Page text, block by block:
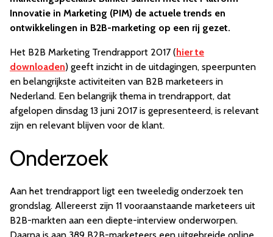
Innovatie in Marketing (PIM) de actuele trends en
ontwikkelingen in B2B-marketing op een rij gezet.
Het B2B Marketing Trendrapport 2017 ( hier te
downloaden) geeft inzicht in de uitdagingen, speerpunten
en belangrijkste activiteiten van B2B marketeers in
Nederland. Een belangrijk thema in trendrapport, dat
afgelopen dinsdag 13 juni 2017 is gepresenteerd, is relevant
zijn en relevant blijven voor de klant.
Onderzoek
Aan het trendrapport ligt een tweeledig onderzoek ten
grondslag. Allereerst zijn 11 vooraanstaande marketeers uit
B2B-markten aan een diepte-interview onderworpen.